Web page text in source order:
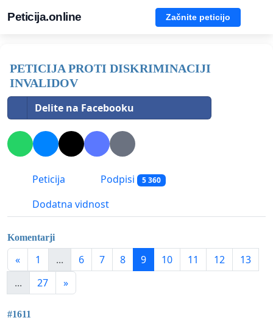
Peticija.online Začnite peticijo
PETICIJA PROTI DISKRIMINACIJI
INVALIDOV
Delite na Facebooku
Peticija Podpisi 5 360
Dodatna vidnost
Komentarji
« 1 ... 6 7 8 9 10 11 12
13
...
27 »
#1611